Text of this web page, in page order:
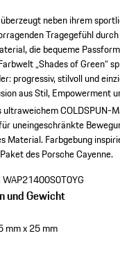
neben ihrem
Tragegefühl
die bequeme
„Shades of Green“
progressiv, stilvoll und
aus Stil, Empowerment
ultraweichem COLDSPUN-
uneingeschränkte
Material. Farbgebung
des Porsche Cayenne.
WAP21400S0T0YG
und Gewicht
mm x 25 mm